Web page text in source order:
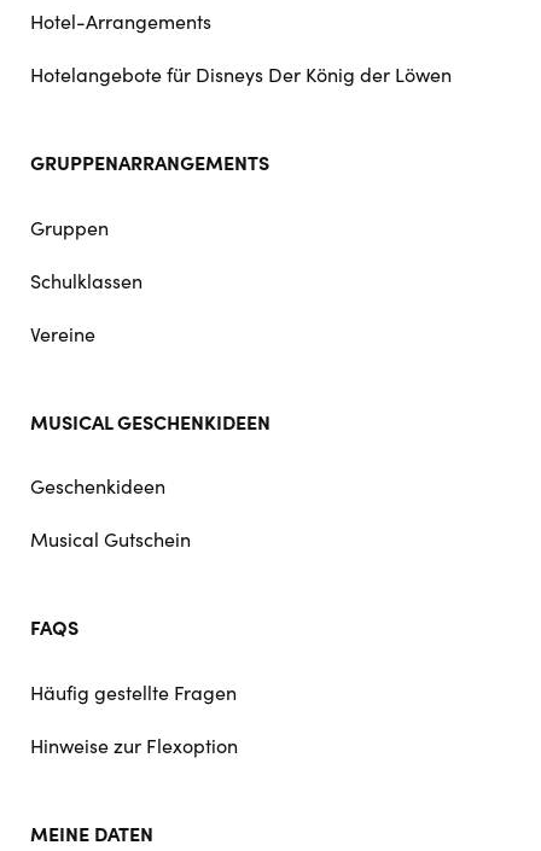
Hotel-Arrangements
Hotelangebote für Disneys Der König der Löwen
GRUPPENARRANGEMENTS
Gruppen
Schulklassen
Vereine
MUSICAL GESCHENKIDEEN
Geschenkideen
Musical Gutschein
FAQS
Häufig gestellte Fragen
Hinweise zur Flexoption
MEINE DATEN